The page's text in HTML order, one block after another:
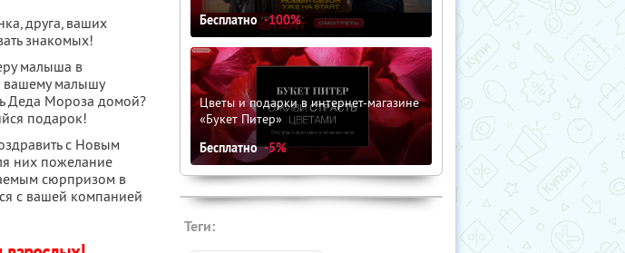
друга, ваших
знакомых!
малыша в
вашему малышу
Деда Мороза домой?
подарок!
с Новым
них пожелание
сюрпризом в
с вашей компанией
Бесплатно -100%
Цветы и подарки в интернет-магазине
«Букет Питер»
Бесплатно -5%
Теги: